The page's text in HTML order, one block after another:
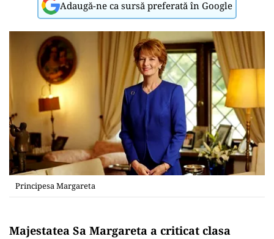
Adaugă-ne ca sursă preferată în Google
Principesa Margareta
Majestatea Sa Margareta a criticat clasa